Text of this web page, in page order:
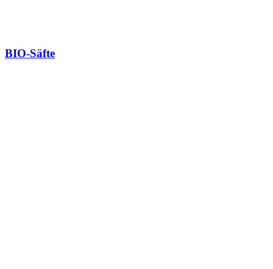
BIO-Säfte